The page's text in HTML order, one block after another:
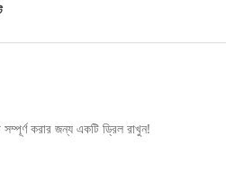
করার জন্য একটি ড্রিল রাখুন!